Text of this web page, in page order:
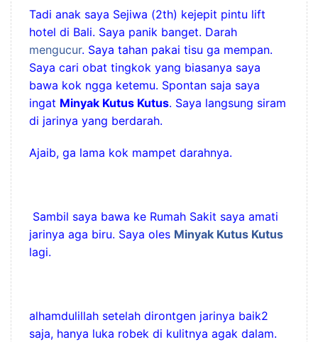
Tadi anak saya Sejiwa (2th) kejepit pintu lift
hotel di Bali. Saya panik banget. Darah
mengucur. Saya tahan pakai tisu ga mempan.
Saya cari obat tingkok yang biasanya saya
bawa kok ngga ketemu. Spontan saja saya
ingat Minyak Kutus Kutus. Saya langsung siram
di jarinya yang berdarah.
Ajaib, ga lama kok mampet darahnya.
Sambil saya bawa ke Rumah Sakit saya amati
jarinya aga biru. Saya oles Minyak Kutus Kutus
lagi.
alhamdulillah setelah dirontgen jarinya baik2
saja, hanya luka robek di kulitnya agak dalam.